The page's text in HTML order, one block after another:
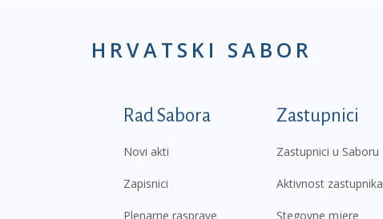
HRVATSKI SABOR
Podnožje prvi izbornik
Rad Sabora
Novi akti
Zapisnici
Plenarne rasprave
Zastupnici
Zastupnici u Saboru
Aktivnost zastupnika
Stegovne mjere